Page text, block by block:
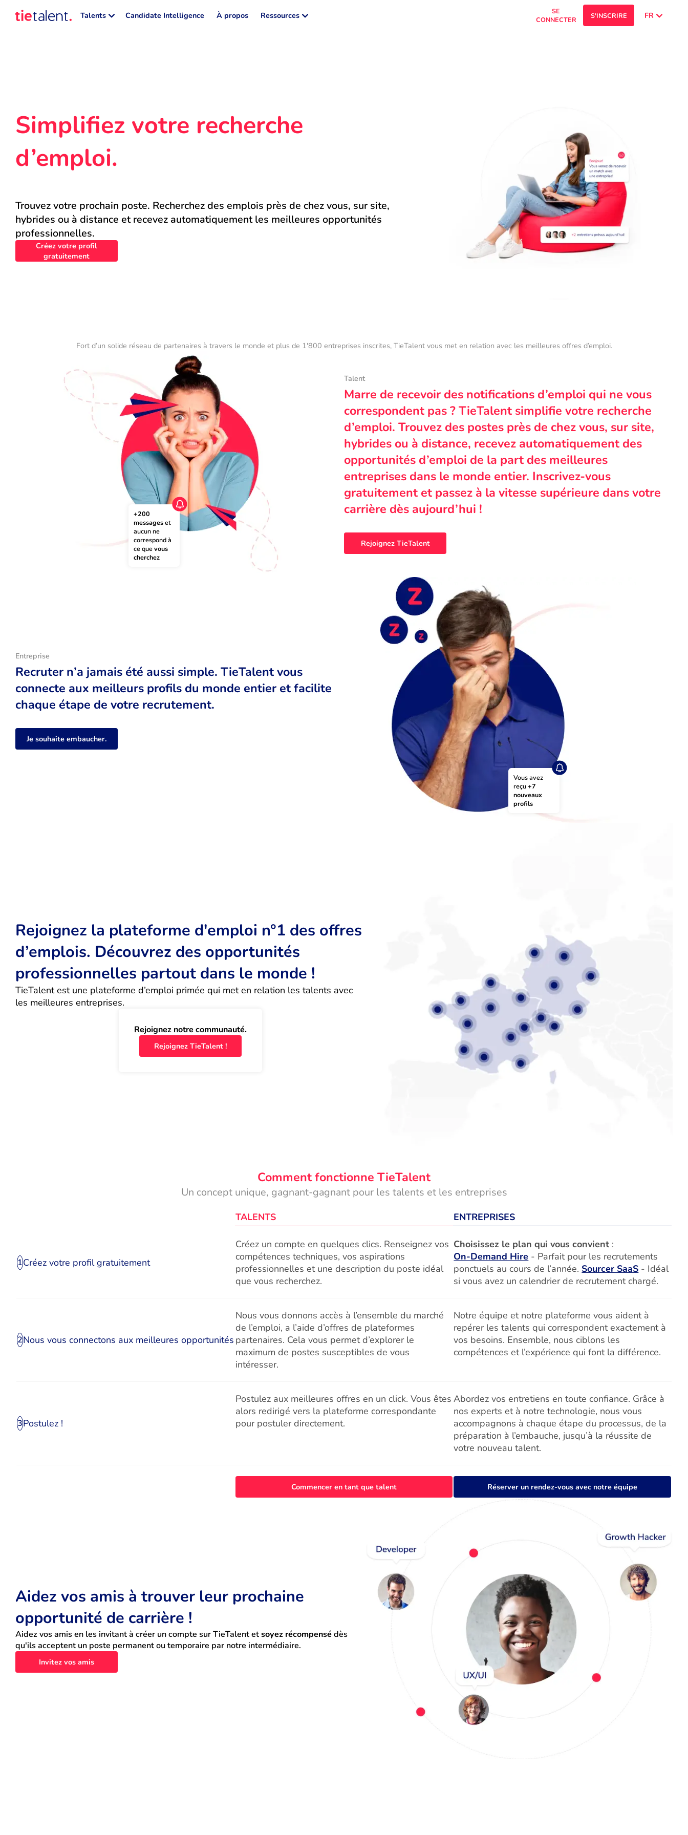
Talents Candidate Intelligence À propos Ressources
SE
CONNECTER
S'INSCRIRE FR
Simplifiez votre recherche
d’emploi.
Trouvez votre prochain poste. Recherchez des emplois près de chez vous, sur site,
hybrides ou à distance et recevez automatiquement les meilleures opportunités
professionnelles.
Créez votre profil
gratuitement
Fort d’un solide réseau de partenaires à travers le monde et plus de 1'800 entreprises inscrites, TieTalent vous met en relation avec les meilleures offres d’emploi.
+200
messages et
aucun ne
correspond à
ce que vous
cherchez
Talent
Marre de recevoir des notifications d’emploi qui ne vous
correspondent pas ? TieTalent simplifie votre recherche
d’emploi. Trouvez des postes près de chez vous, sur site,
hybrides ou à distance, recevez automatiquement des
opportunités d’emploi de la part des meilleures
entreprises dans le monde entier. Inscrivez-vous
gratuitement et passez à la vitesse supérieure dans votre
carrière dès aujourd’hui !
Rejoignez TieTalent
Vous avez
reçu +7
nouveaux
profils
Entreprise
Recruter n’a jamais été aussi simple. TieTalent vous
connecte aux meilleurs profils du monde entier et facilite
chaque étape de votre recrutement.
Je souhaite embaucher.
Rejoignez la plateforme d'emploi n°1 des offres
d’emplois. Découvrez des opportunités
professionnelles partout dans le monde !
TieTalent est une plateforme d’emploi primée qui met en relation les talents avec
les meilleures entreprises.
Rejoignez notre communauté.
Rejoignez TieTalent !
Comment fonctionne TieTalent
Un concept unique, gagnant-gagnant pour les talents et les entreprises
TALENTS ENTREPRISES
1Créez votre profil gratuitement
Créez un compte en quelques clics. Renseignez vos
compétences techniques, vos aspirations
professionnelles et une description du poste idéal
que vous recherchez.
Choisissez le plan qui vous convient :
On-Demand Hire - Parfait pour les recrutements
ponctuels au cours de l’année. Sourcer SaaS - Idéal
si vous avez un calendrier de recrutement chargé.
2Nous vous connectons aux meilleures opportunités
Nous vous donnons accès à l’ensemble du marché
de l’emploi, a l’aide d’offres de plateformes
partenaires. Cela vous permet d’explorer le
maximum de postes susceptibles de vous
intéresser.
Notre équipe et notre plateforme vous aident à
repérer les talents qui correspondent exactement à
vos besoins. Ensemble, nous ciblons les
compétences et l’expérience qui font la différence.
3Postulez !
Postulez aux meilleures offres en un click. Vous êtes
alors redirigé vers la plateforme correspondante
pour postuler directement.
Abordez vos entretiens en toute confiance. Grâce à
nos experts et à notre technologie, nous vous
accompagnons à chaque étape du processus, de la
préparation à l’embauche, jusqu’à la réussite de
votre nouveau talent.
Commencer en tant que talent Réserver un rendez-vous avec notre équipe
Aidez vos amis à trouver leur prochaine
opportunité de carrière !
Aidez vos amis en les invitant à créer un compte sur TieTalent et soyez récompensé dès
qu'ils acceptent un poste permanent ou temporaire par notre intermédiaire.
Invitez vos amis